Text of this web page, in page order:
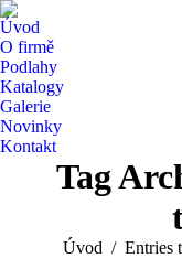
Úvod
O firmě
Podlahy
Katalogy
Galerie
Novinky
Kontakt
Tag
You are here:
Úvod Entries